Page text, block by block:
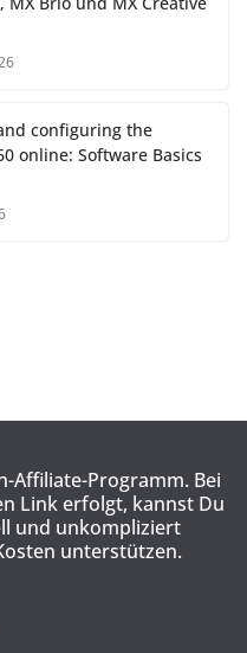
configuring the
online: Software Basics
Affiliate-Programm. Bei
Link erfolgt, kannst Du
und unkompliziert
unterstützen.